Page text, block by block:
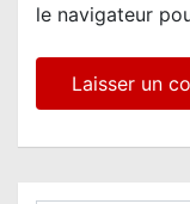
le navigateur